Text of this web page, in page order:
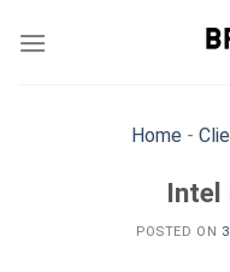
Home -
Intel
POSTED ON